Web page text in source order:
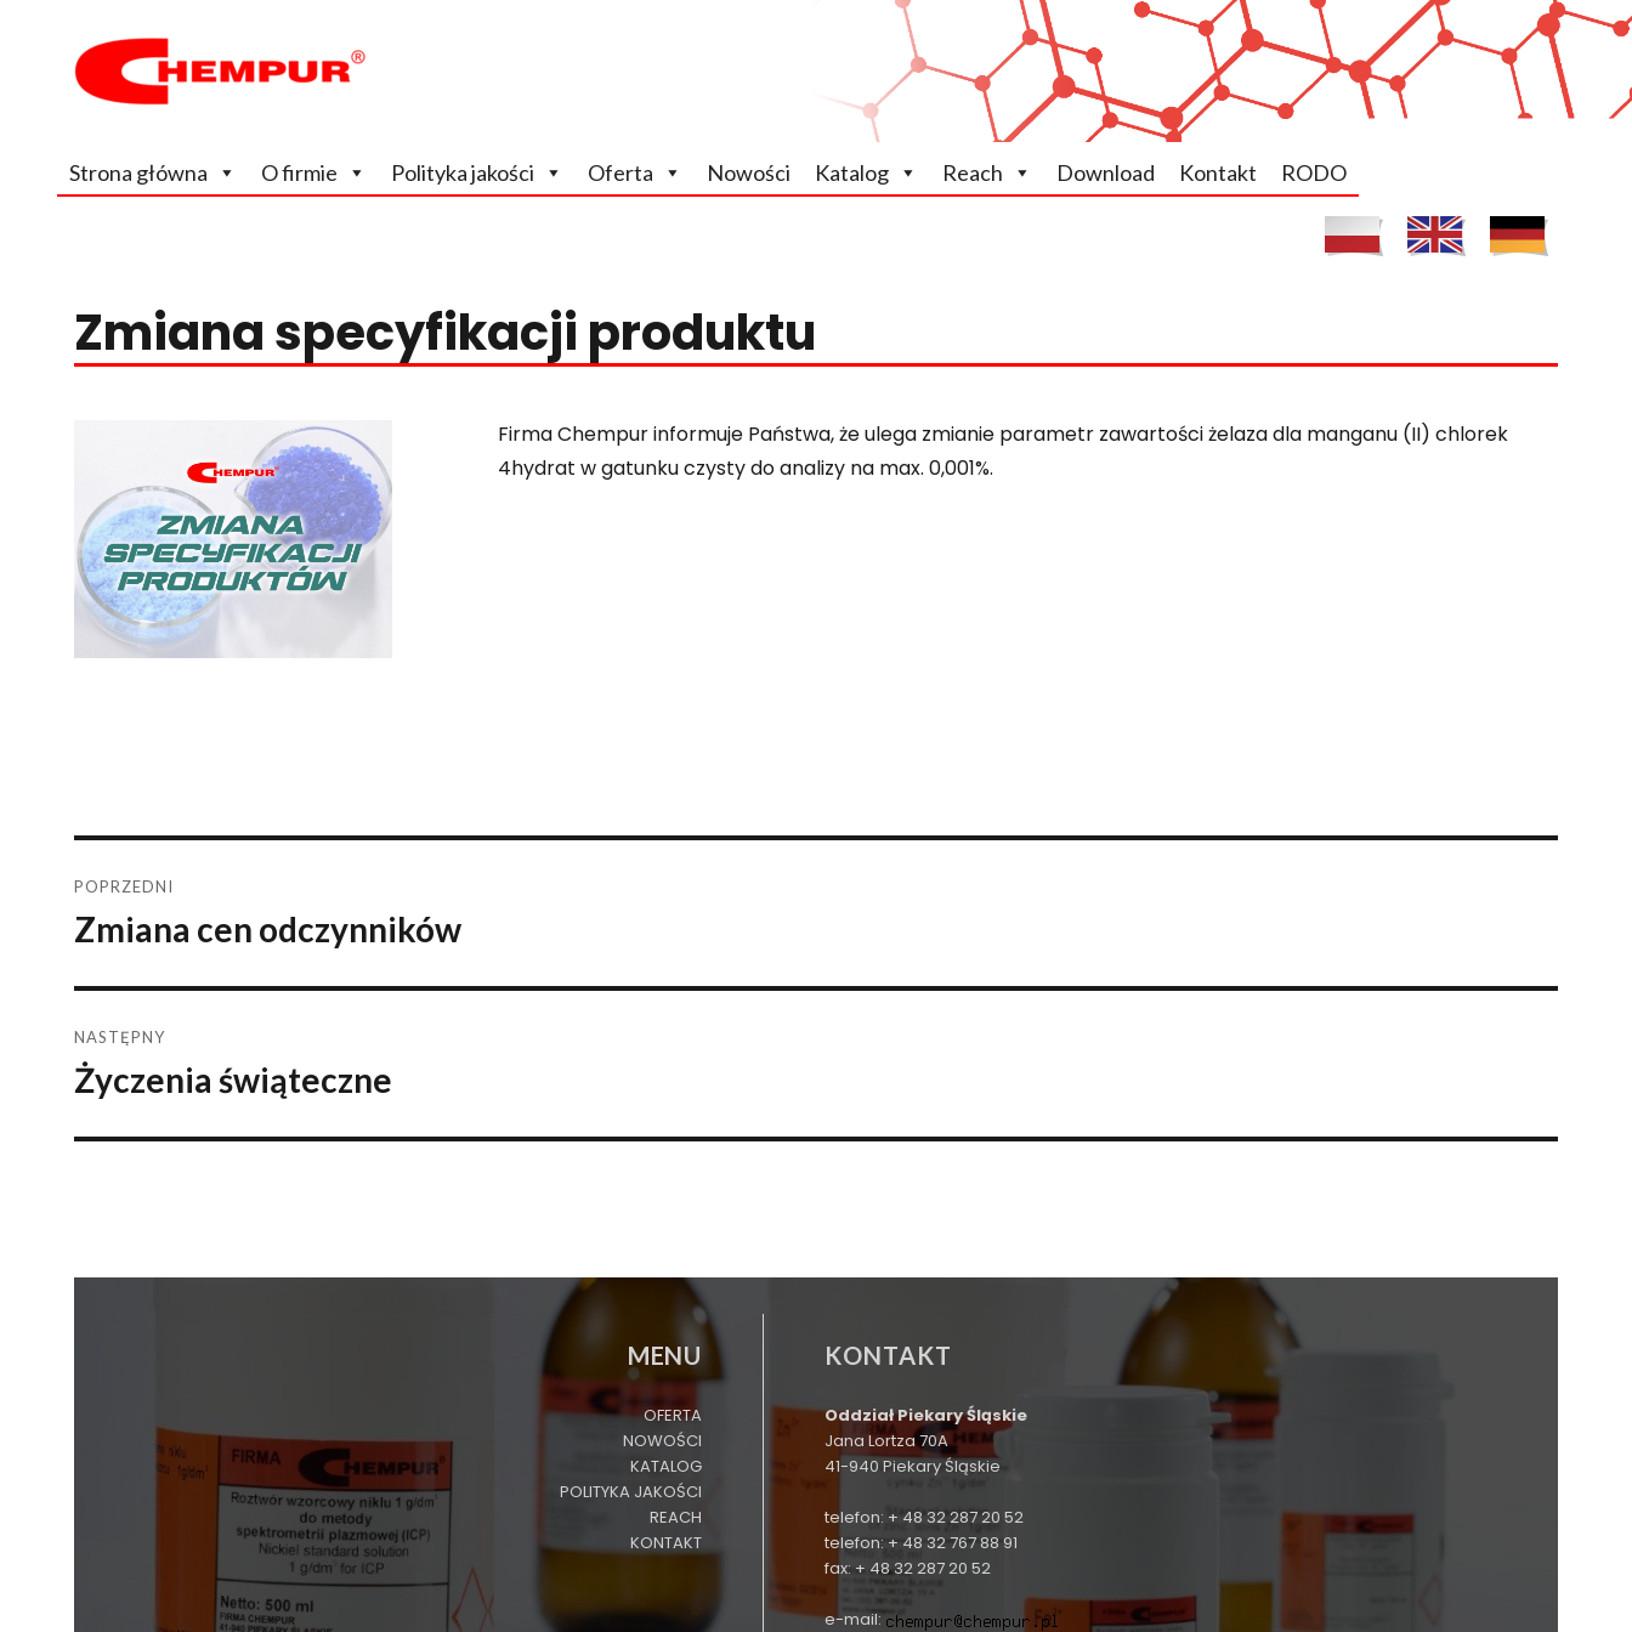
Strona główna O firmie Polityka jakości Oferta Nowości Katalog Reach Download Kontakt RODO
Zmiana specyfikacji produktu
Firma Chempur informuje Państwa, że ulega zmianie parametr zawartości żelaza dla manganu (II) chlorek
4hydrat w gatunku czysty do analizy na max. 0,001%.
Nawigacja
wpisu
POPRZEDNI
Poprzedni
Zmiana cen odczynników
NASTĘPNY
Następny
Życzenia świąteczne
MENU
OFERTA
NOWOŚCI
KATALOG
POLITYKA JAKOŚCI
REACH
KONTAKT
KONTAKT
Oddział Piekary Śląskie
Jana Lortza 70A
41-940 Piekary Śląskie
telefon: + 48 32 287 20 52
telefon: + 48 32 767 88 91
fax: + 48 32 287 20 52
e-mail: